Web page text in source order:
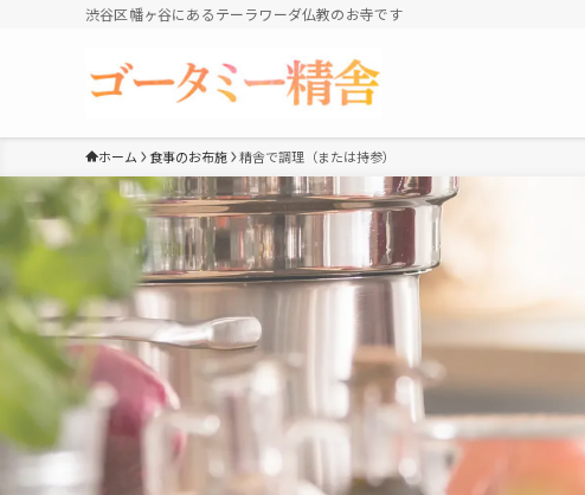
渋谷区幡ヶ谷にあるテーラワーダ仏教のお寺です
ホーム 食事のお布施 精舎で調理（または持参）